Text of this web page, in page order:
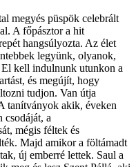
megyés püspök celebrált
A főpásztor a hit
hangsúlyozta. Az élet
legyünk, olyanok,
kell indulnunk utunkon a
és megújít, hogy
tudjon. Van útja
tanítványok akik, éveken
csodáját, a
mégis féltek és
Majd amikor a föltámadt
új emberré lettek. Saul a